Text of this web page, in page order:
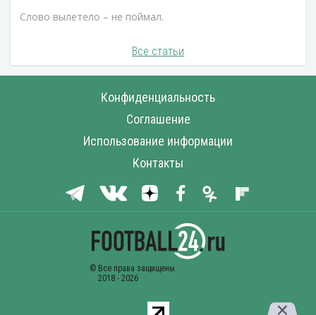
Слово вылетело – не поймал.
Все статьи
Конфиденциальность
Соглашение
Использование информации
Контакты